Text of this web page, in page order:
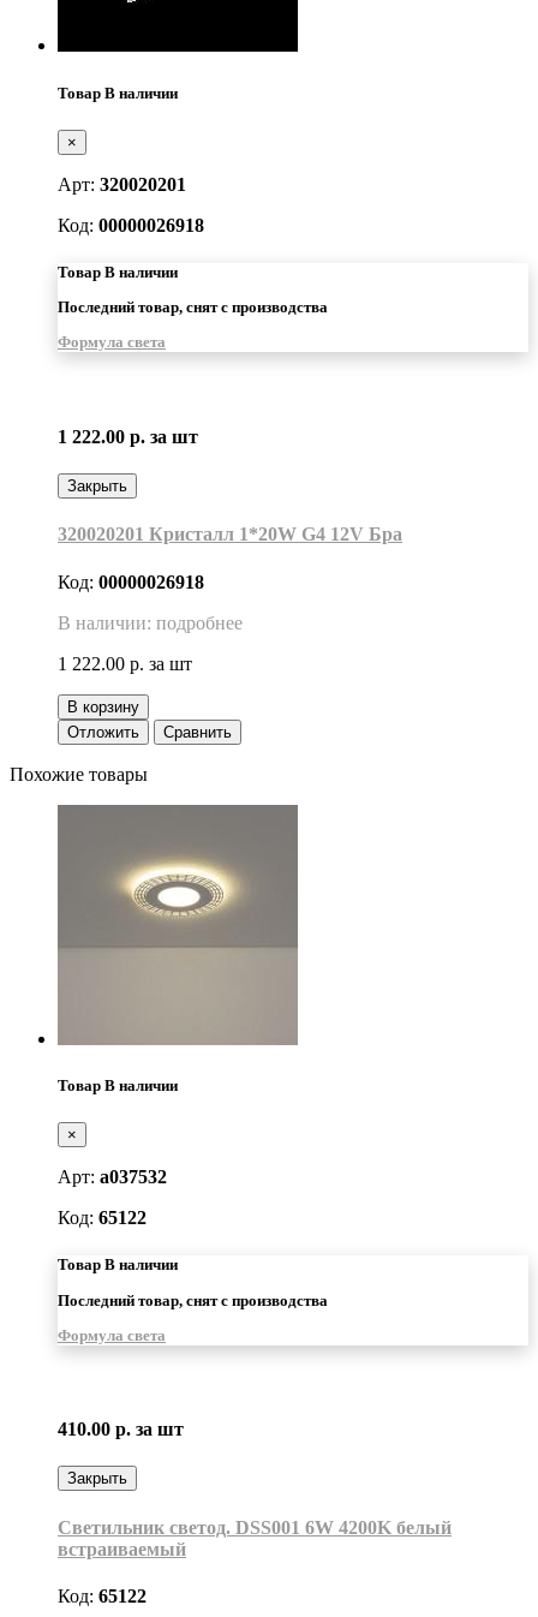
Товар В наличии
×
Арт: 320020201
Код: 00000026918
Товар В наличии
Последний товар, снят с производства
Формула света
1 222.00 р. за шт
Закрыть
320020201 Кристалл 1*20W G4 12V Бра
Код: 00000026918
В наличии: подробнее
1 222.00 р. за шт
В корзину
Отложить
Сравнить
Похожие товары
Товар В наличии
×
Арт: a037532
Код: 65122
Товар В наличии
Последний товар, снят с производства
Формула света
410.00 р. за шт
Закрыть
Светильник светод. DSS001 6W 4200K белый
встраиваемый
Код: 65122